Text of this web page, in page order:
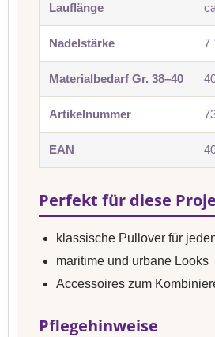
Lauflänge
Nadelstärke 7
Materialbedarf Gr. 38–40
Artikelnummer
EAN
Perfekt für diese
klassische Pullover für
maritime und urbane Looks
Accessoires zum
Pflegehinweise